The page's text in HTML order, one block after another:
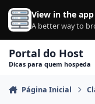
Ir para conteúdo
View in the app
A better way to
Portal do Host
Dicas para quem hospeda
Página Inicial